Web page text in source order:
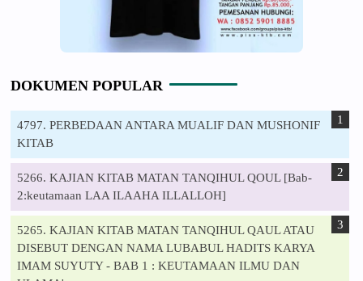
DOKUMEN POPULAR
4797. PERBEDAAN ANTARA MUALIF DAN MUSHONIF
KITAB
5266. KAJIAN KITAB MATAN TANQIHUL QOUL [Bab-
2:keutamaan LAA ILAAHA ILLALLOH]
5265. KAJIAN KITAB MATAN TANQIHUL QAUL ATAU
DISEBUT DENGAN NAMA LUBABUL HADITS KARYA
IMAM SUYUTY - BAB 1 : KEUTAMAAN ILMU DAN